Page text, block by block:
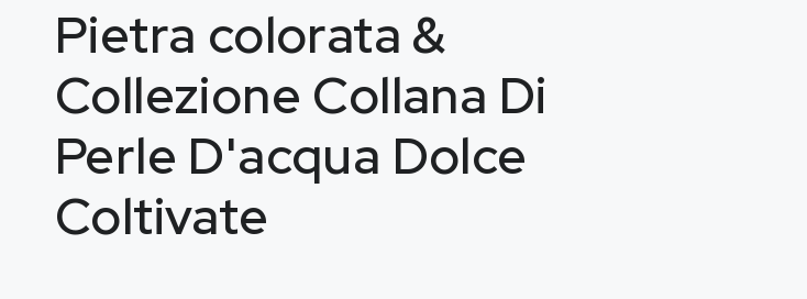
Pietra colorata &
Collezione Collana Di
Perle D'acqua Dolce
Coltivate